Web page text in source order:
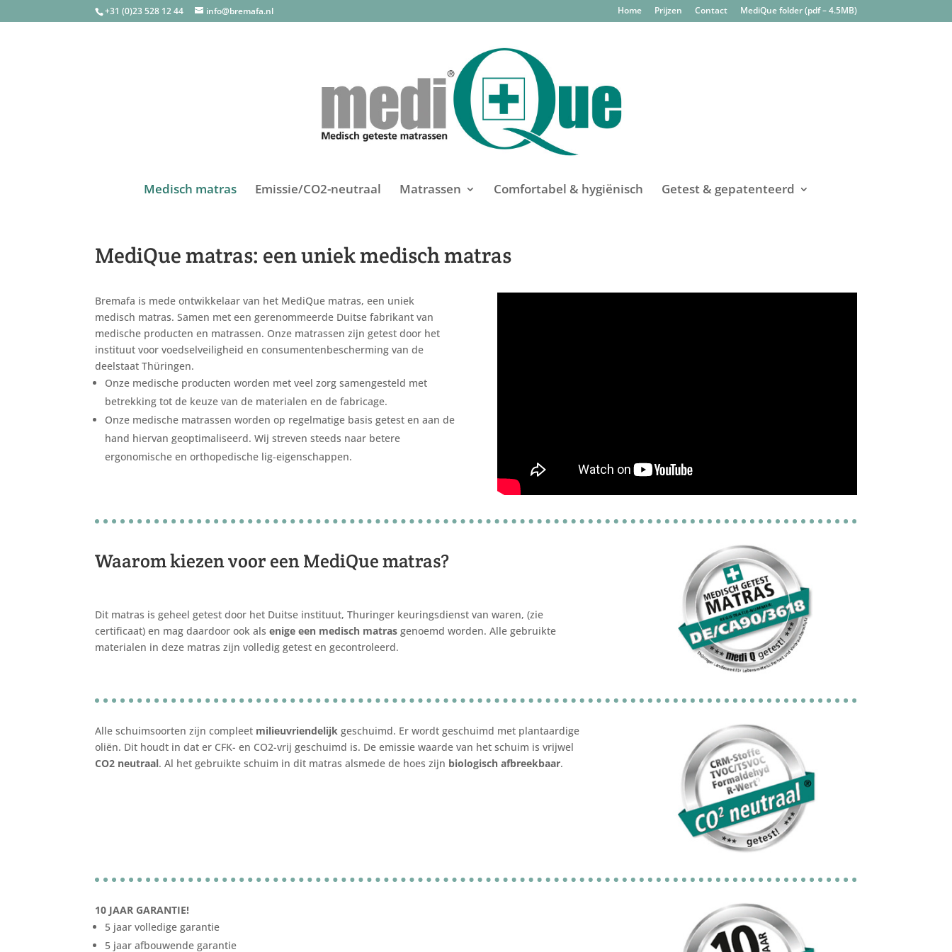
+31 (0)23 528 12 44 info@bremafa.nl Home Prijzen Contact MediQue folder (pdf – 4.5MB)
Medisch matras Emissie/CO2-neutraal Matrassen Comfortabel & hygiënisch Getest & gepatenteerd
MediQue matras: een uniek medisch matras
Bremafa is mede ontwikkelaar van het MediQue matras, een uniek
medisch matras. Samen met een gerenommeerde Duitse fabrikant van
medische producten en matrassen. Onze matrassen zijn getest door het
instituut voor voedselveiligheid en consumentenbescherming van de
deelstaat Thüringen.
Onze medische producten worden met veel zorg samengesteld met
betrekking tot de keuze van de materialen en de fabricage.
Onze medische matrassen worden op regelmatige basis getest en aan de
hand hiervan geoptimaliseerd. Wij streven steeds naar betere
ergonomische en orthopedische lig-eigenschappen.
Waarom kiezen voor een MediQue matras?
Dit matras is geheel getest door het Duitse instituut, Thuringer keuringsdienst van waren, (zie
certificaat) en mag daardoor ook alsenige een medisch matras genoemd worden. Alle gebruikte
materialen in deze matras zijn volledig getest en gecontroleerd.
Alle schuimsoorten zijn compleet milieuvriendelijk geschuimd. Er wordt geschuimd met plantaardige
oliën. Dit houdt in dat er CFK- en CO2-vrij geschuimd is. De emissie waarde van het schuim is vrijwel
CO2 neutraal. Al het gebruikte schuim in dit matras alsmede de hoes zijn biologisch afbreekbaar.
10 JAAR GARANTIE!
5 jaar volledige garantie
5 jaar afbouwende garantie